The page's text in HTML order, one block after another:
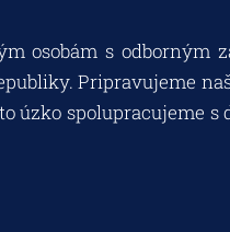
osobám s odborným
Pripravujeme
úzko spolupracujeme